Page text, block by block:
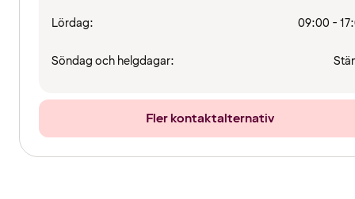
Lördag: 09:00 -
Söndag och helgdagar:
Fler kontaktalternativ